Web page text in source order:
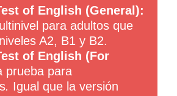
of English (General):
para adultos que
A2, B1 y B2.
of English (For
prueba para
. Igual que la versión